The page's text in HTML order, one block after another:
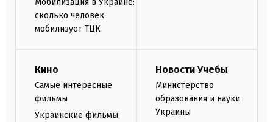
Мобилизация в Украине:
сколько человек
мобилизует ТЦК
Кино
Самые интересные
фильмы
Украинские фильмы
Новости Учебы
Министерство
образования и науки
Украины